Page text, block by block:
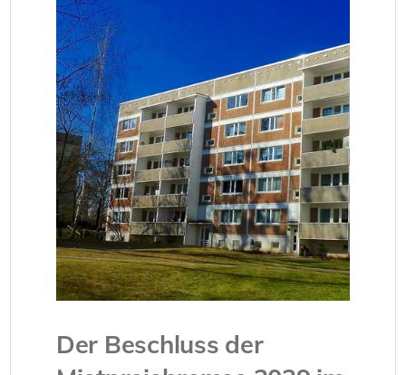
Der Beschluss der